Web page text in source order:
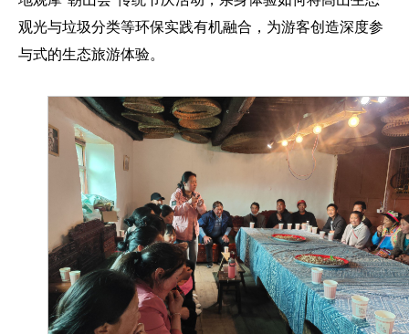
观光与垃圾分类等环保实践有机融合，为游客创造深度参
与式的生态旅游体验。